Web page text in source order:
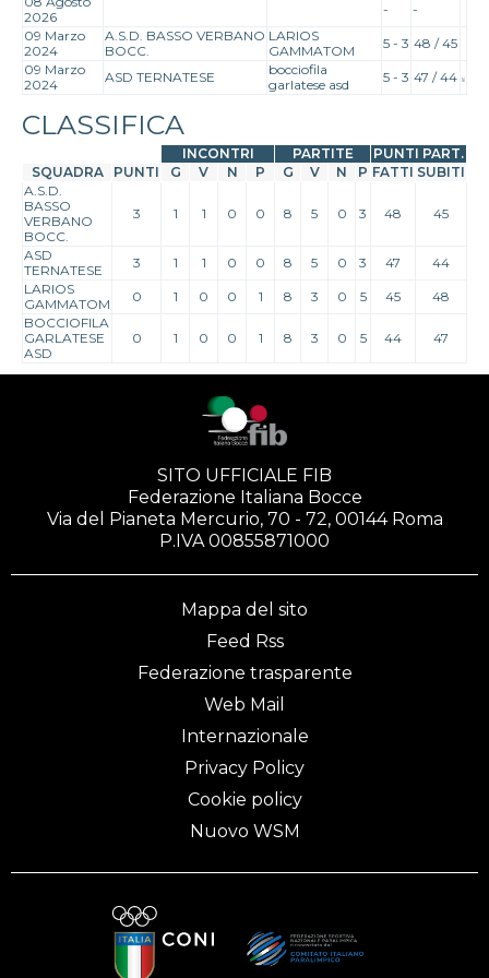
2026
-
-
09 Marzo
2024
A.S.D. BASSO VERBANO
BOCC.
LARIOS
GAMMATOM
5 - 3 48 / 45
09 Marzo
2024
ASD TERNATESE
bocciofila
garlatese asd
5 - 3 47 / 44
CLASSIFICA
INCONTRI PARTITE
PUNTI PART.
SQUADRA
PUNTI G V N P G V N P FATTI SUBITI
A.S.D.
BASSO
VERBANO
BOCC.
3 1 1 0 0 8 5 0 3 48 45
ASD
TERNATESE
3 1 1 0 0 8 5 0 3 47
44
LARIOS
GAMMATOM
0 1 0 0 1 8 3 0 5 45
48
BOCCIOFILA
GARLATESE
ASD
0 1 0 0 1 8 3 0 5 44 47
SITO UFFICIALE FIB
Federazione Italiana Bocce
Via del Pianeta Mercurio, 70 - 72, 00144 Roma
P.IVA 00855871000
Mappa del sito
Feed Rss
Federazione trasparente
Web Mail
Internazionale
Privacy Policy
Cookie policy
Nuovo WSM